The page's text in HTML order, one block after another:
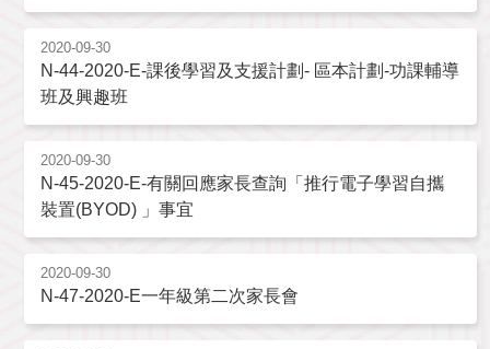
2020-09-30
N-44-2020-E-課後學習及支援計劃- 區本計劃-功課輔導
班及興趣班
2020-09-30
N-45-2020-E-有關回應家長查詢「推行電子學習自攜
裝置(BYOD) 」事宜
2020-09-30
N-47-2020-E一年級第二次家長會